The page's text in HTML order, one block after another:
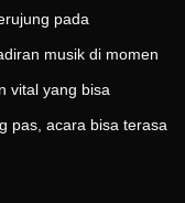
pada
musik di momen
vital yang bisa
pas, acara bisa terasa